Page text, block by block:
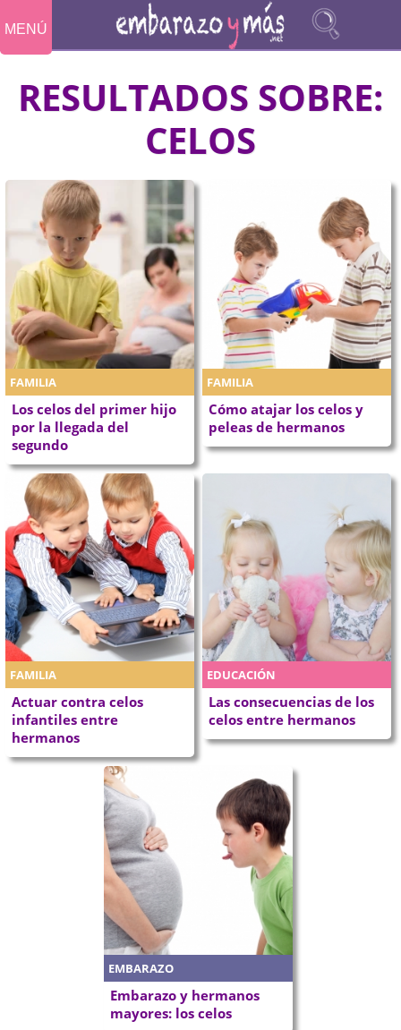
MENÚ
RESULTADOS SOBRE:
CELOS
FAMILIA
Los celos del primer hijo
por la llegada del
segundo
FAMILIA
Cómo atajar los celos y
peleas de hermanos
FAMILIA
Actuar contra celos
infantiles entre
hermanos
EDUCACIÓN
Las consecuencias de los
celos entre hermanos
EMBARAZO
Embarazo y hermanos
mayores: los celos